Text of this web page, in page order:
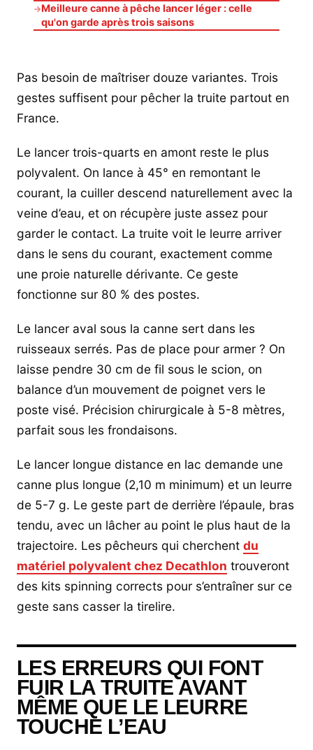
→Meilleure canne à pêche lancer léger : celle
qu'on garde après trois saisons
Pas besoin de maîtriser douze variantes. Trois
gestes suffisent pour pêcher la truite partout en
France.
Le lancer trois-quarts en amont reste le plus
polyvalent. On lance à 45° en remontant le
courant, la cuiller descend naturellement avec la
veine d’eau, et on récupère juste assez pour
garder le contact. La truite voit le leurre arriver
dans le sens du courant, exactement comme
une proie naturelle dérivante. Ce geste
fonctionne sur 80 % des postes.
Le lancer aval sous la canne sert dans les
ruisseaux serrés. Pas de place pour armer ? On
laisse pendre 30 cm de fil sous le scion, on
balance d’un mouvement de poignet vers le
poste visé. Précision chirurgicale à 5-8 mètres,
parfait sous les frondaisons.
Le lancer longue distance en lac demande une
canne plus longue (2,10 m minimum) et un leurre
de 5-7 g. Le geste part de derrière l’épaule, bras
tendu, avec un lâcher au point le plus haut de la
trajectoire. Les pêcheurs qui cherchent du
matériel polyvalent chez Decathlon trouveront
des kits spinning corrects pour s’entraîner sur ce
geste sans casser la tirelire.
LES ERREURS QUI FONT
FUIR LA TRUITE AVANT
MÊME QUE LE LEURRE
TOUCHE L’EAU